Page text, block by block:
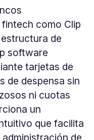
como Clip
de
software
tarjetas de
de despensa sin
ni cuotas
un
que facilita